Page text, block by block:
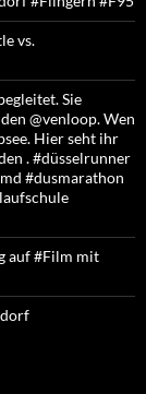
vs.
Sie
@venloop. Wen
Hier seht ihr
. #düsselrunner
#dusmarathon
auf #Film mit